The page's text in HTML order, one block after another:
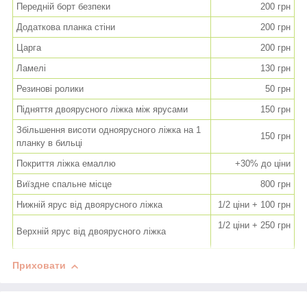
Передній борт безпеки
200 грн
Додаткова планка стіни
200 грн
Царга
200 грн
Ламелі
130 грн
Резинові ролики
50 грн
Підняття двоярусного ліжка між ярусами
150 грн
Збільшення висоти одноярусного ліжка на 1
планку в бильці
150 грн
Покриття ліжка емаллю
+30% до ціни
Виїздне спальне місце
800 грн
Нижній ярус від двоярусного ліжка
1/2 ціни + 100 грн
Верхній ярус від двоярусного ліжка
1/2 ціни + 250 грн
Приховати